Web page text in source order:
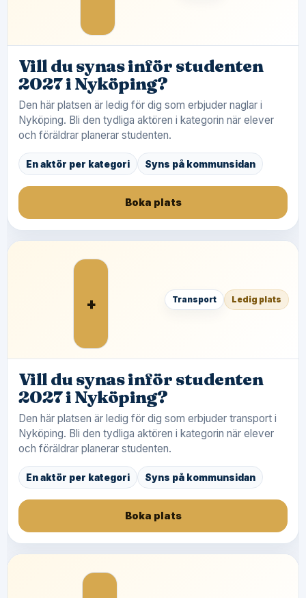
Vill du synas inför studenten
2027 i Nyköping?
Den här platsen är ledig för dig som erbjuder naglar i
Nyköping. Bli den tydliga aktören i kategorin när elever
och föräldrar planerar studenten.
En aktör per kategori Syns på kommunsidan
Boka plats
+ Transport Ledig plats
Vill du synas inför studenten
2027 i Nyköping?
Den här platsen är ledig för dig som erbjuder transport i
Nyköping. Bli den tydliga aktören i kategorin när elever
och föräldrar planerar studenten.
En aktör per kategori Syns på kommunsidan
Boka plats